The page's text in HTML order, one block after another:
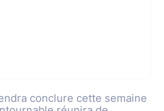
conclure cette semaine